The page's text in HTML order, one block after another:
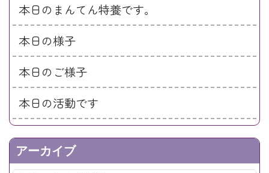
本日のまんてん特養です。
本日の様子
本日のご様子
本日の活動です
アーカイブ